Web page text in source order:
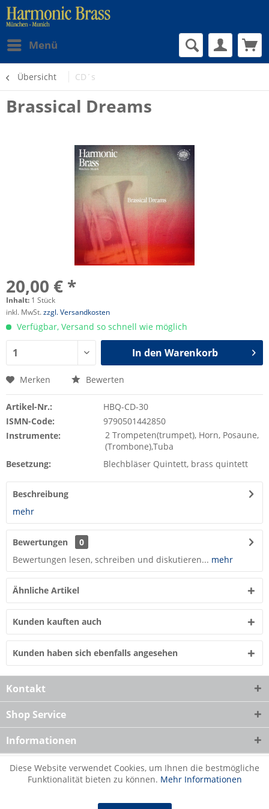
Menü
Übersicht CD´s
Brassical Dreams
20,00 € *
Inhalt: 1 Stück
inkl. MwSt.zzgl. Versandkosten
Verfügbar, Versand so schnell wie möglich
In den Warenkorb
Merken Bewerten
Artikel-Nr.:
HBQ-CD-30
ISMN-Code:
9790501442850
Instrumente:
2 Trompeten(trumpet), Horn, Posaune,
(Trombone),Tuba
Besetzung:
Blechbläser Quintett, brass quintett
Beschreibung
mehr
Bewertungen
0
Bewertungen lesen, schreiben und diskutieren... mehr
Ähnliche Artikel
Kunden kauften auch
Kunden haben sich ebenfalls angesehen
Kontakt
Shop Service
Informationen
Diese Website verwendet Cookies, um Ihnen die bestmögliche
Funktionalität bieten zu können. Mehr Informationen